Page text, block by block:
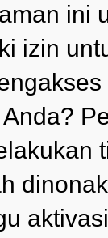
ini
izin